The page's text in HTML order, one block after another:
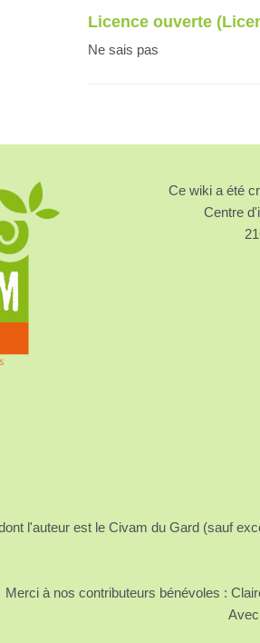
Licence ouverte
Ne sais pas
Ce wiki a été
Centre
l'auteur est le Civam du Gard (sauf
Merci à nos contributeurs bénévoles :